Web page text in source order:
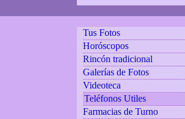
Tus Fotos
Horóscopos
Rincón tradicional
Galerías de Fotos
Videoteca
Teléfonos Utiles
Farmacias de Turno